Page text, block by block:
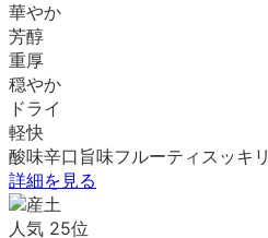
華やか
芳醇
重厚
穏やか
ドライ
軽快
酸味辛口 旨味フルーティ スッキリ
詳細を見る
人気 25位